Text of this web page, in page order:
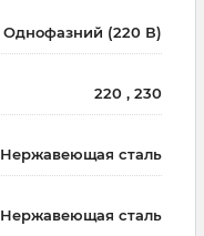
Однофазний (220 В)
220 , 230
Нержавеющая сталь
Нержавеющая сталь